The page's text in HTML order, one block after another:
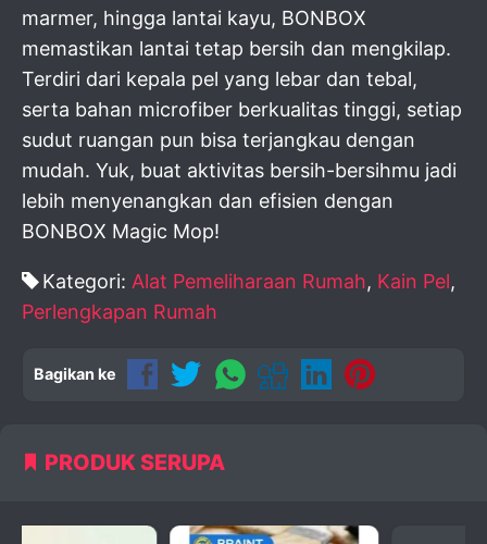
marmer, hingga lantai kayu, BONBOX
memastikan lantai tetap bersih dan mengkilap.
Terdiri dari kepala pel yang lebar dan tebal,
serta bahan microfiber berkualitas tinggi, setiap
sudut ruangan pun bisa terjangkau dengan
mudah. Yuk, buat aktivitas bersih-bersihmu jadi
lebih menyenangkan dan efisien dengan
BONBOX Magic Mop!
Kategori: Alat Pemeliharaan Rumah, Kain Pel,
Perlengkapan Rumah
Bagikan ke
PRODUK SERUPA